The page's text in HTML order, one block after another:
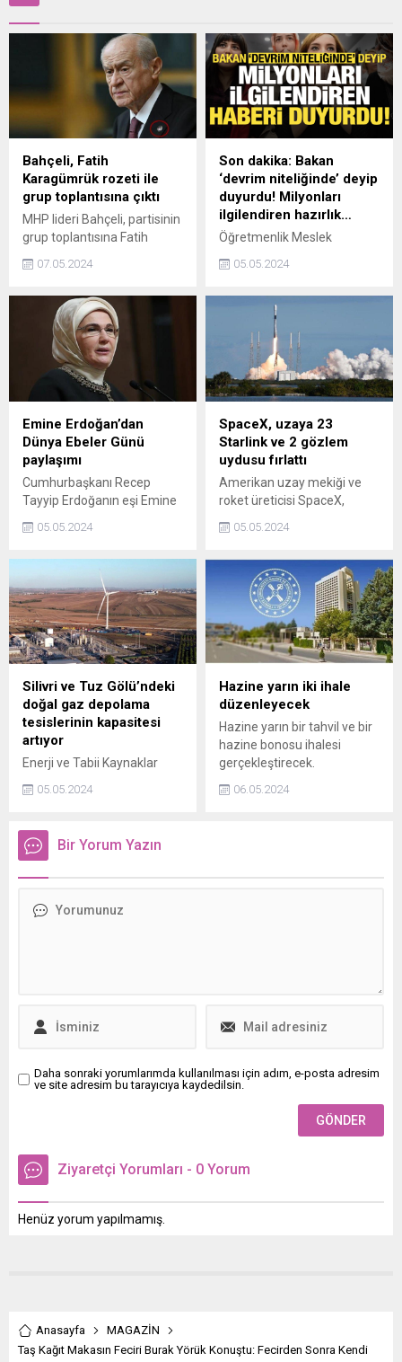
Bahçeli, Fatih
Karagümrük rozeti ile
grup toplantısına çıktı
MHP lideri Bahçeli, partisinin
grup toplantısına Fatih
07.05.2024
Son dakika: Bakan
‘devrim niteliğinde’ deyip
duyurdu! Milyonları
ilgilendiren hazırlık…
Öğretmenlik Meslek
niteliğinde düzenlemeler
Eğitim Bakanı Yusuf Tekin,
üzerinde çalıştıkları taslağın
ayrıntılarını anlattı.
05.05.2024
Emine Erdoğan’dan
Dünya Ebeler Günü
paylaşımı
Cumhurbaşkanı Recep
Tayyip Erdoğanın eşi Emine
Günü" dolayısıyla
05.05.2024
SpaceX, uzaya 23
Starlink ve 2 gözlem
uydusu fırlattı
Amerikan uzay mekiği ve
roket üreticisi SpaceX,
kapsamında 23 Starlink ve 2
uzaya gönderdi.
05.05.2024
Silivri ve Tuz Gölü’ndeki
doğal gaz depolama
tesislerinin kapasitesi
artıyor
Enerji ve Tabii Kaynaklar
Boru Hatları ile Petrol
Silivri ve Tuz Gölündeki
doğal gaz depolama
metreküpe çıkarılacağını
05.05.2024
Hazine yarın iki ihale
düzenleyecek
Hazine yarın bir tahvil ve bir
hazine bonosu ihalesi
gerçekleştirecek.
06.05.2024
Bir Yorum Yazın
Daha sonraki yorumlarımda kullanılması için adım, e-posta adresim
ve site adresim bu tarayıcıya kaydedilsin.
Ziyaretçi Yorumları - 0 Yorum
Henüz yorum yapılmamış.
Anasayfa
MAGAZİN
Taş Kağıt Makasın Feciri Burak Yörük Konuştu: Fecirden Sonra Kendi